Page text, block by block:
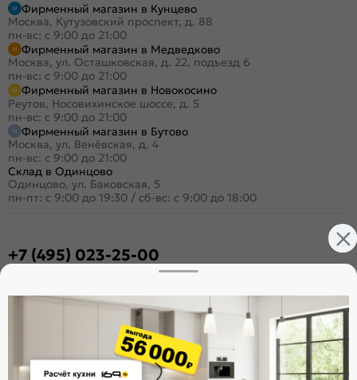
Фирменный магазин в Кунцево
Москва, Кутузовский проспект, д. 88
пн-вс: с 9:00 до 21:00
Фирменный магазин в Медведково
Москва, ул. Осташковская, д. 22, подъезд 6
пн-вс: с 9:00 до 21:00
Фирменный магазин в Новокосино
Реутов, Носовихинское шоссе, д. 5
пн-вс: с 9:00 до 21:00
Фирменный магазин в Бутово
Москва, ул. Венёвская, д. 4
пн-вс: с 9:00 до 21:00
Склад в Одинцово
Одинцово, ул. Баковская, 5
пн-пт: с 9:00 до 19:30 / сб-вс: с 9:00 до 18:00
+7 (495) 023-25-00
Стать дилером
Расскажите о нас
Поделиться
Оцените магазин